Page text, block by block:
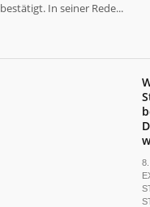
bestätigt. In seiner Rede...